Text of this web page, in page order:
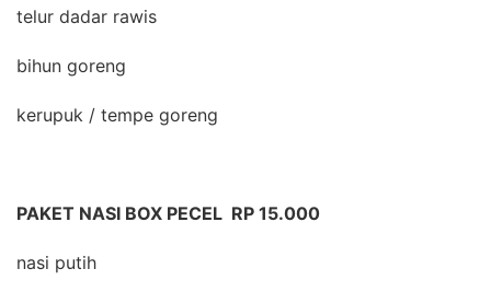
telur dadar rawis
bihun goreng
kerupuk / tempe goreng
PAKET NASI BOX PECEL RP 15.000
nasi putih